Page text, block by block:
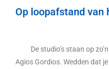
Op loopafstand van
De studio’s staan op
Agios Gordios. Wedden dat